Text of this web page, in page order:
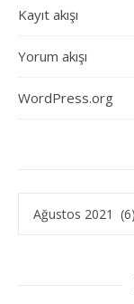
Kayıt akışı
Yorum akışı
WordPress.org